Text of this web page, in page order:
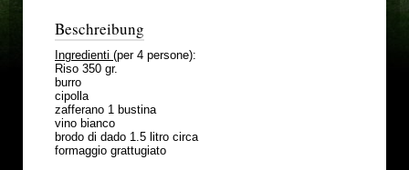
Beschreibung
Ingredienti (per 4 persone):
Riso 350 gr.
burro
cipolla
zafferano 1 bustina
vino bianco
brodo di dado 1.5 litro circa
formaggio grattugiato